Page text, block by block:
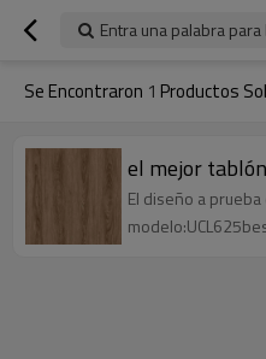
Entra una palabra
Se Encontraron 1 Productos
el mejor
El diseño a